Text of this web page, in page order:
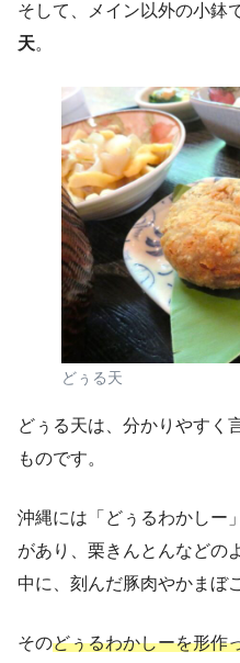
そして、メイン以外の小鉢
天。
どぅる天
どぅる天は、分かりやすく
ものです。
沖縄には「どぅるわかしー
があり、栗きんとんなどの
中に、刻んだ豚肉やかまぼ
そのどぅるわかしーを形作